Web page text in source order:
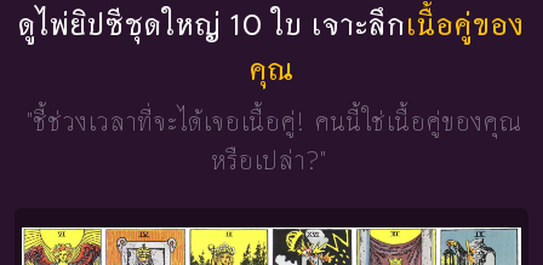
ดูไพ่ยิปซีชุดใหญ่ 10 ใบ เจาะลึกเนื้อคู่ของ
คุณ
"ชี้ช่วงเวลาที่จะได้เจอเนื้อคู่! คนนี้ใช่เนื้อคู่ของคุณ
หรือเปล่า?"